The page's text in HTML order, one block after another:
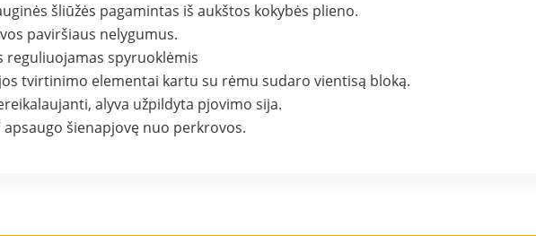
šliūžės pagamintas iš aukštos kokybės plieno.
paviršiaus nelygumus.
reguliuojamas spyruoklėmis
tvirtinimo elementai kartu su rėmu sudaro vientisą bloką.
alyva užpildyta pjovimo sija.
apsaugo šienapjovę nuo perkrovos.